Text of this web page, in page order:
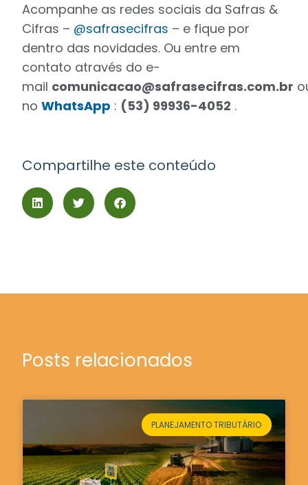
Acompanhe as redes sociais da Safras &
Cifras – @safrasecifras – e fique por
dentro das novidades. Ou entre em
contato através do e-
mail comunicacao@safrasecifras.com.br
noWhatsApp : (53) 99936-4052 .
Compartilhe este conteúdo
Posts relacionados
PLANEJAMENTO TRIBUTÁRIO